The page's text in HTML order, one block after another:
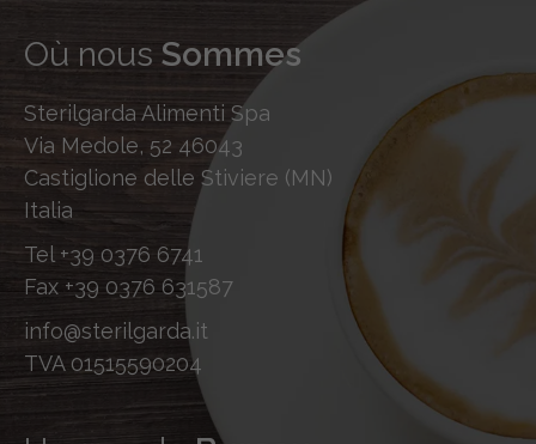
Où nous Sommes
Sterilgarda Alimenti Spa
Via Medole, 52 46043
Castiglione delle Stiviere (MN)
Italia
Tel +39 0376 6741
Fax +39 0376 631587
info@sterilgarda.it
TVA 01515590204